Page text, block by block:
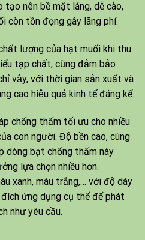
nên bề mặt láng, dễ cào,
còn tồn đọng gây lãng phí.
lượng của hạt muối khi thu
tạp chất, cũng đảm bảo
vậy, với thời gian sản xuất và
cao hiệu quả kinh tế đáng kể.
chống thấm tối ưu cho nhiều
con người. Độ bền cao, cùng
dòng bạt chống thấm này
lựa chọn nhiều hơn.
xanh, màu trắng,… với độ dày
ứng dụng cụ thể để phát
như yêu cầu.